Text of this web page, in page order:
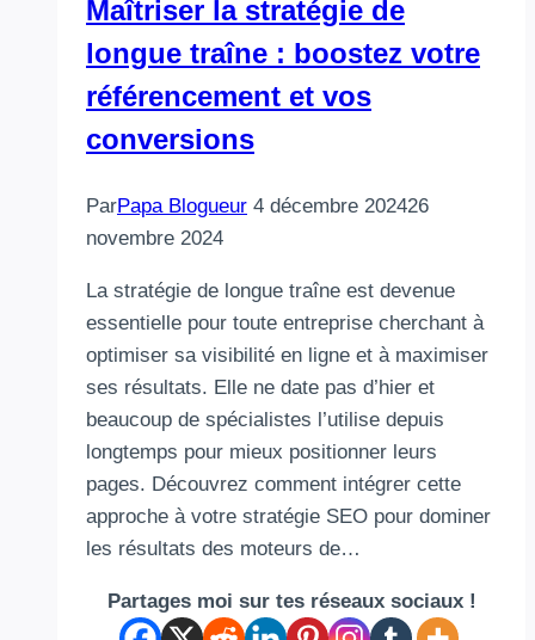
Maîtriser la stratégie de
longue traîne : boostez votre
référencement et vos
conversions
ParPapa Blogueur 4 décembre 202426
novembre 2024
La stratégie de longue traîne est devenue
essentielle pour toute entreprise cherchant à
optimiser sa visibilité en ligne et à maximiser
ses résultats. Elle ne date pas d’hier et
beaucoup de spécialistes l’utilise depuis
longtemps pour mieux positionner leurs
pages. Découvrez comment intégrer cette
approche à votre stratégie SEO pour dominer
les résultats des moteurs de…
Partages moi sur tes réseaux sociaux !